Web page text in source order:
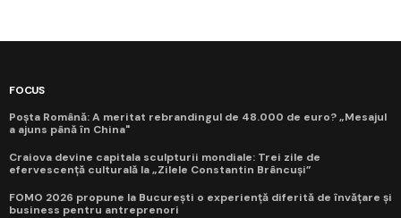
FOCUS
Poșta Română: A meritat rebrandingul de 48.000 de euro? „Mesajul
a ajuns până în China"
Craiova devine capitala sculpturii mondiale: Trei zile de
efervescență culturală la „Zilele Constantin Brâncuși”
FOMO 2026 propune la București o experiență diferită de învățare și
business pentru antreprenori